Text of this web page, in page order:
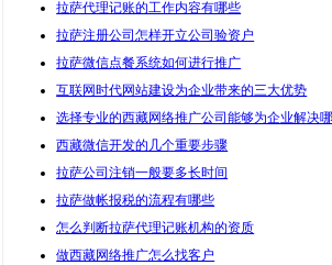
拉萨代理记账的工作内容有哪些
拉萨注册公司怎样开立公司验资户
拉萨微信点餐系统如何进行推广
互联网时代网站建设为企业带来的三大优势
选择专业的西藏网络推广公司能够为企业解决
西藏微信开发的几个重要步骤
拉萨公司注销一般要多长时间
拉萨做帐报税的流程有哪些
怎么判断拉萨代理记账机构的资质
做西藏网络推广怎么找客户